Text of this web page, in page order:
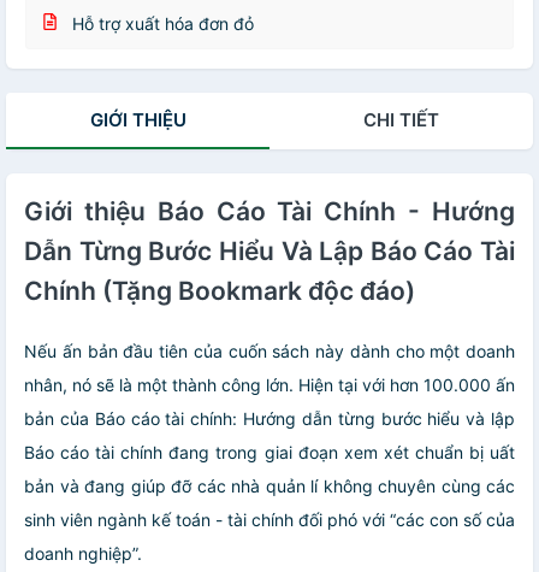
Hỗ trợ xuất hóa đơn đỏ
GIỚI THIỆU CHI TIẾT
Giới thiệu Báo Cáo Tài Chính - Hướng
Dẫn Từng Bước Hiểu Và Lập Báo Cáo Tài
Chính (Tặng Bookmark độc đáo)
Nếu ấn bản đầu tiên của cuốn sách này dành cho một doanh
nhân, nó sẽ là một thành công lớn. Hiện tại với hơn 100.000 ấn
bản của Báo cáo tài chính: Hướng dẫn từng bước hiểu và lập
Báo cáo tài chính đang trong giai đoạn xem xét chuẩn bị uất
bản và đang giúp đỡ các nhà quản lí không chuyên cùng các
sinh viên ngành kế toán - tài chính đối phó với “các con số của
doanh nghiệp”.